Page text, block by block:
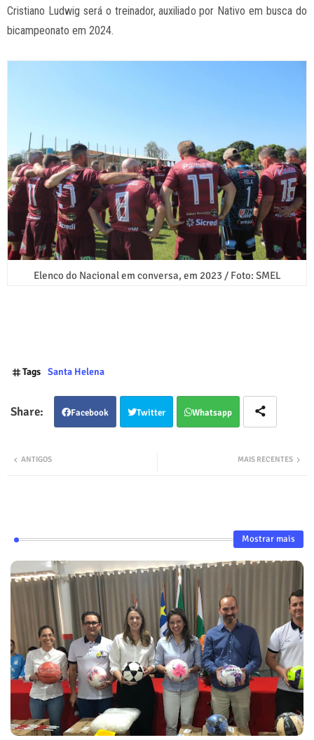
Cristiano Ludwig será o treinador, auxiliado por Nativo em busca do
bicampeonato em 2024.
Elenco do Nacional em conversa, em 2023 / Foto: SMEL
Tags Santa Helena
Facebook Twitter Whatsapp
MAIS RECENTES
ANTIGOS
Mostrar mais